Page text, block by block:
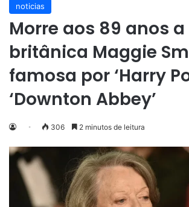
noticias
Morre aos 89 anos
britânica Maggie
famosa por ‘Harry
‘Downton Abbey’
306 2 minutos de leitura